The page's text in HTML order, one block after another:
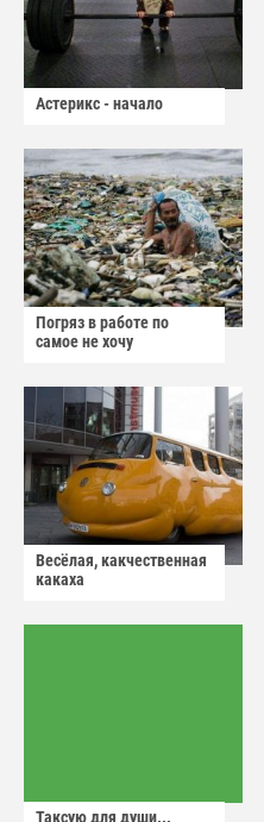
Астерикс - начало
Погряз в работе по
самое не хочу
Весёлая, какчественная
какаха
Таксую для души...